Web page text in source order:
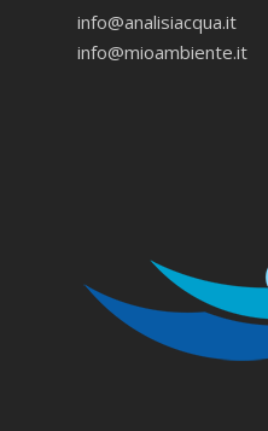
info@analisiacqua.it
info@mioambiente.it